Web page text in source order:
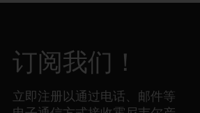
订阅我们！
立即注册以通过电话、邮件等